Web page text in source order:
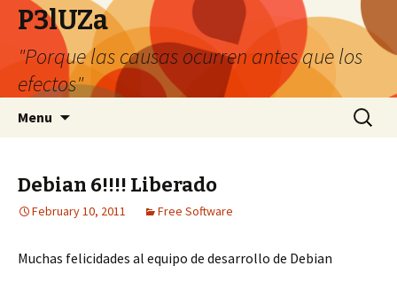
P3lUZa
"Porque las causas ocurren antes que los
efectos"
Menu
Search
for:
Debian 6!!!! Liberado
February 10, 2011 Free Software
Muchas felicidades al equipo de desarrollo de Debian